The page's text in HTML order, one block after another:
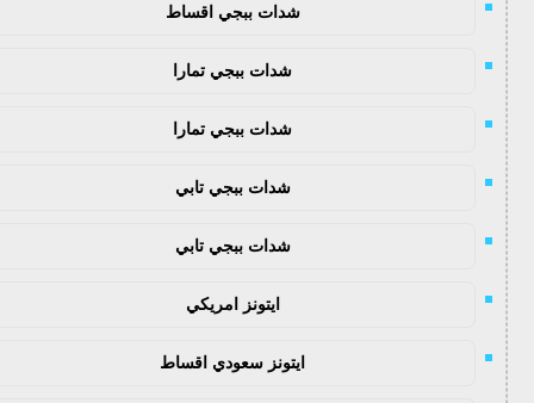
شدات ببجي اقساط
شدات ببجي تمارا
شدات ببجي تمارا
شدات ببجي تابي
شدات ببجي تابي
ايتونز امريكي
ايتونز سعودي اقساط